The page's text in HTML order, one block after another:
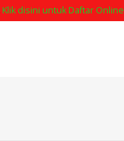
Klik disini untuk Daftar Online